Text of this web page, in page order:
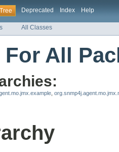
Tree Deprecated Index Help
All Classes
All